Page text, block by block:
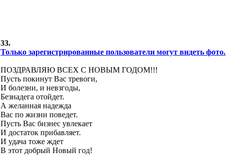
33.
Только зарегистрированные пользователи могут видеть фото.
ПОЗДРАВЛЯЮ ВСЕХ С НОВЫМ ГОДОМ!!!
Пусть покинут Вас тревоги,
И болезни, и невзгоды,
Безнадега отойдет.
А желанная надежда
Вас по жизни поведет.
Пусть Вас бизнес увлекает
И достаток прибавляет.
И удача тоже ждет
В этот добрый Новый год!